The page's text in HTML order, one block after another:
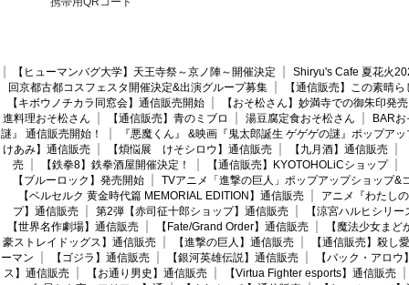
【ヒューマンバグ大学】天王寺祭～京ノ陣～開催決定
Shiryu's Cafe 夏花火
回京都古都コスフェスタ開催決定&出演グループ募集
【通信販売】この素晴
【キボウノチカラ同窓会】通信販売開始
【おそ松さん】妙満寺での御朱印発売
進料理おそ松さん
【通信販売】青のミブロ 湯豆腐定食おそ松さん
BAR
謎』 通信販売開始！
『悪魔くん』 &映画『鬼太郎誕生 ゲゲゲの謎』ポップア
けあみ】通信販売
【煩悩展 けそシロウ】通信販売 【九月酒】通信販売
売
【鉄拳8】鉄拳酒屋開催決定！ 【通信販売】KYOTOHOLiCショップ
【ブルーロック】発売開始
TVアニメ「進撃の巨人」ポップアップショップ&
【ベルセルク 黄金時代篇 MEMORIAL EDITION】通信販売
アニメ『わたし
プ】通信販売
第2弾【赤司征十郎ショップ】通信販売
【涼宮ハルヒシリ
【世界名作劇場】通信販売
【Fate/Grand Order】通信販売
【魔法少女ま
豪ストレイドッグス】通信販売
【進撃の巨人】通信販売
【通信販売】殺し愛
ーマン
【ゴジラ】通信販売 【銀河英雄伝説】通信販売
【バック・アロウ
ス】通信販売
【お通り男史】通信販売
【Virtua Fighter esports】通信販売